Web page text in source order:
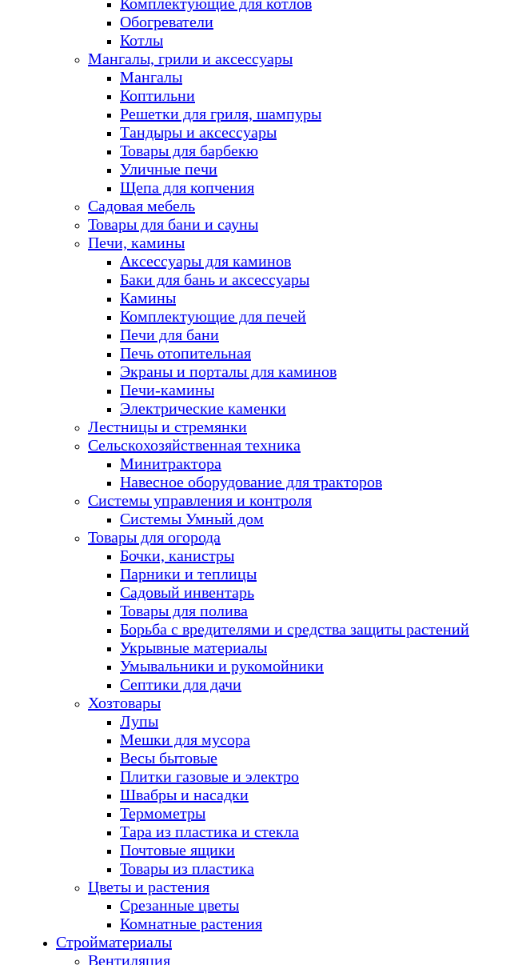
Обогреватели
Котлы
Мангалы, грили и аксессуары
Мангалы
Коптильни
Решетки для гриля, шампуры
Тандыры и аксессуары
Товары для барбекю
Уличные печи
Щепа для копчения
Садовая мебель
Товары для бани и сауны
Печи, камины
Аксессуары для каминов
Баки для бань и аксессуары
Камины
Комплектующие для печей
Печи для бани
Печь отопительная
Экраны и порталы для каминов
Печи-камины
Электрические каменки
Лестницы и стремянки
Сельскохозяйственная техника
Минитрактора
Навесное оборудование для тракторов
Системы управления и контроля
Системы Умный дом
Товары для огорода
Бочки, канистры
Парники и теплицы
Садовый инвентарь
Товары для полива
Борьба с вредителями и средства защиты растений
Укрывные материалы
Умывальники и рукомойники
Септики для дачи
Хозтовары
Лупы
Мешки для мусора
Весы бытовые
Плитки газовые и электро
Швабры и насадки
Термометры
Тара из пластика и стекла
Почтовые ящики
Товары из пластика
Цветы и растения
Срезанные цветы
Комнатные растения
Стройматериалы
Вентиляция